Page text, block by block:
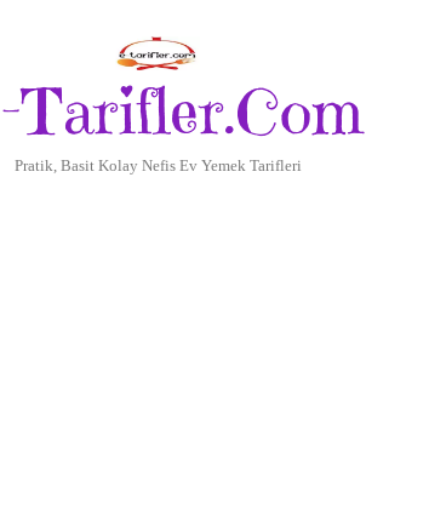
Tarifler.Com
Pratik, Basit Kolay Nefis Ev Yemek Tarifleri